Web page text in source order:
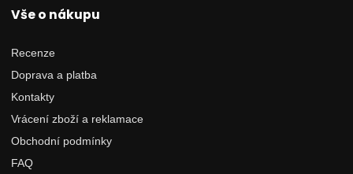
Vše o nákupu
Recenze
Doprava a platba
Kontakty
Vrácení zboží a reklamace
Obchodní podmínky
FAQ